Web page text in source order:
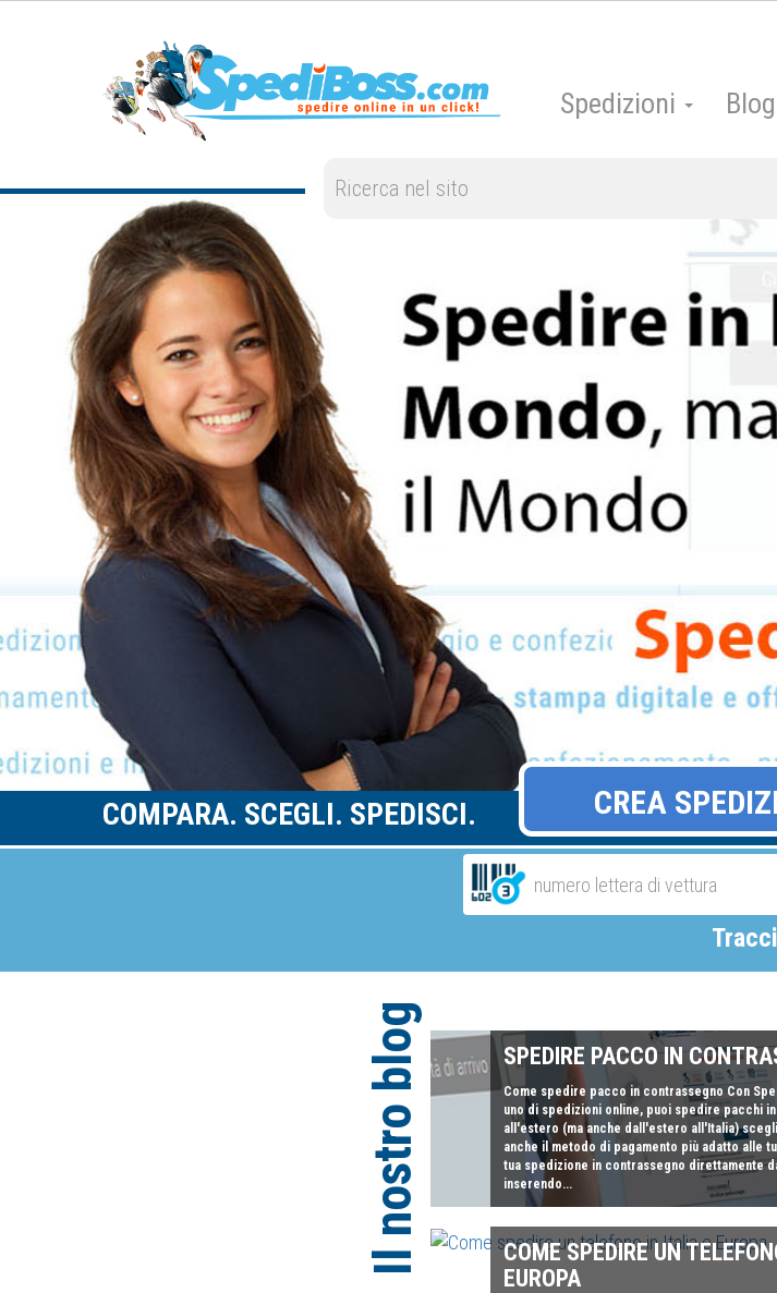
Spedizioni Blog
COMPARA. SCEGLI. SPEDISCI. CREA
Il nostro blog SPEDIRE PACCO IN
Come spedire pacco in contrassegno Con
uno di spedizioni online, puoi spedire pacchi
all'estero (ma anche dall'estero all'Italia)
anche il metodo di pagamento più adatto alle
tua spedizione in contrassegno direttamente
inserendo...
COME SPEDIRE UN
EUROPA